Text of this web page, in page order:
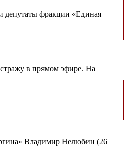
депутаты фракции «Единая
в прямом эфире. На
Владимир Нелюбин (26